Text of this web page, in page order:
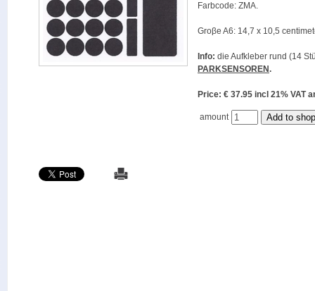
Farbcode: ZMA.
Groβe A6: 14,7 x 10,5
Info: die Aufkleber rund (14
PARKSENSOREN.
Price: € 37.95 incl 21%
amount